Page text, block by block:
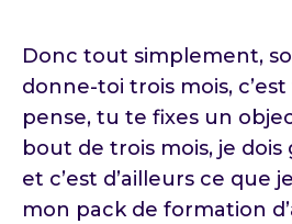
Donc tout simplement,
donne-toi trois mois,
pense, tu te fixes un
bout de trois mois, je dois
et c’est d’ailleurs ce que
mon pack de formation